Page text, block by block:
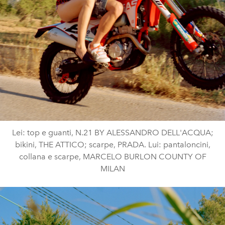
Lei: top e guanti, N.21 BY ALESSANDRO DELL'ACQUA;
bikini, THE ATTICO; scarpe, PRADA. Lui: pantaloncini,
collana e scarpe, MARCELO BURLON COUNTY OF
MILAN